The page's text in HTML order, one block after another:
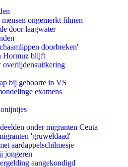
ongemerkt filmen
door laagwater
doorbreken'
Hormuz blijft
overlijdensuitkering
bij geboorte in VS
examens
onder migranten Ceuta
'gruweldaad'
aardappelschilmesje
jongeren
aangekondigd